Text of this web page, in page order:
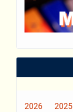
2026 2025